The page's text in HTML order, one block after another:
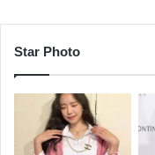
Star Photo